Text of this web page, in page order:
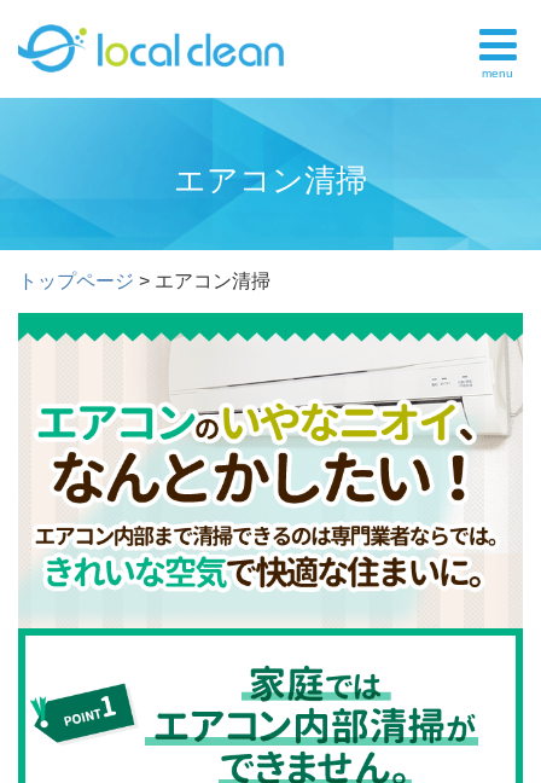
menu
エアコン清掃
トップページ > エアコン清掃